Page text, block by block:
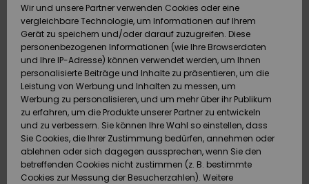
Schuhe&
Flip-Flops
Surf
Snow
Brandneu
Schuhe&
Flip-Flops
Surf
Snow
Brandneu
Highlights
Snow
SURF
Highlights
Community
SNOW
Snow Shop
Damen
Highlights
Community
DOPPELTER
RABATT
Outlet
Frauen
HILFE & KONTAKT
Retouren
Bezahlung
Geschenkkarte
Quiksilver
Freedom
Datenschutz
Wir und unsere Partner verwenden Cookies oder eine
vergleichbare Technologie, um Informationen auf Ihrem
Gerät zu speichern und/oder darauf zuzugreifen. Diese
personenbezogenen Informationen (wie Ihre Browserdaten
und Ihre IP-Adresse) können verwendet werden, um Ihnen
personalisierte Beiträge und Inhalte zu präsentieren, um die
Leistung von Werbung und Inhalten zu messen, um
Werbung zu personalisieren, und um mehr über ihr Publikum
zu erfahren, um die Produkte unserer Partner zu entwickeln
und zu verbessern. Sie können Ihre Wahl so einstellen, dass
Sie Cookies, die Ihrer Zustimmung bedürfen, annehmen oder
ablehnen oder sich dagegen aussprechen, wenn Sie den
betreffenden Cookies nicht zustimmen (z. B. bestimmte
Cookies zur Messung der Besucherzahlen). Weitere